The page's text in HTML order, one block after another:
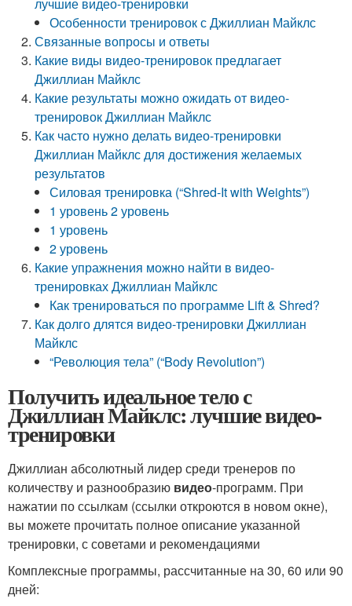
Особенности тренировок с Джиллиан Майклс
Связанные вопросы и ответы
Какие виды видео-тренировок предлагает
Джиллиан Майклс
Какие результаты можно ожидать от видео-
тренировок Джиллиан Майклс
Как часто нужно делать видео-тренировки
Джиллиан Майклс для достижения желаемых
результатов
Силовая тренировка (“Shred-It with Weights”)
1 уровень 2 уровень
1 уровень
2 уровень
Какие упражнения можно найти в видео-
тренировках Джиллиан Майклс
Как тренироваться по программе Lift & Shred?
Как долго длятся видео-тренировки Джиллиан
Майклс
“Революция тела” (“Body Revolution”)
Получить идеальное тело с
Джиллиан Майклс: лучшие видео-
тренировки
Джиллиан абсолютный лидер среди тренеров по
количеству и разнообразию видео-программ. При
нажатии по ссылкам (ссылки откроются в новом окне),
вы можете прочитать полное описание указанной
тренировки, с советами и рекомендациями
Комплексные программы, рассчитанные на 30, 60 или 90
дней: